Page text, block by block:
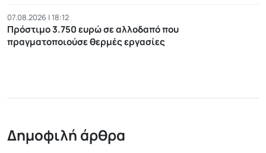
07.08.2026 | 18:12
Πρόστιμο 3.750 ευρώ σε αλλοδαπό που
πραγματοποιούσε θερμές εργασίες
Δημοφιλή άρθρα